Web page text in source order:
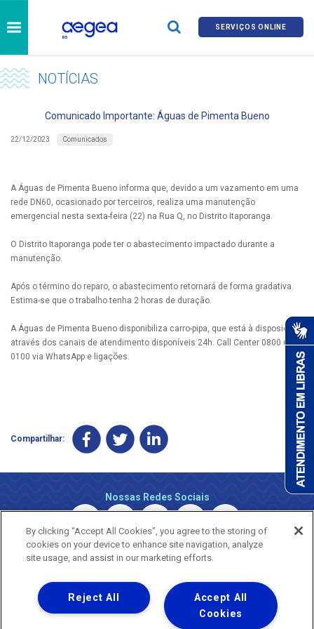
SERVIÇOS ONLINE
NOTÍCIAS
Comunicado Importante: Águas de Pimenta Bueno
22/12/2023 Comunicados
A Águas de Pimenta Bueno informa que, devido a um vazamento em uma
rede DN60, ocasionado por terceiros, realiza uma manutenção
emergencial nesta sexta-feira (22) na Rua Q, no Distrito Itaporanga.
O Distrito Itaporanga pode ter o abastecimento impactado durante a
manutenção.
Após o término do reparo, o abastecimento retornará de forma gradativa.
Estima-se que o trabalho tenha 2 horas de duração.
A Águas de Pimenta Bueno disponibiliza carro-pipa, que está à disposição
através dos canais de atendimento disponíveis 24h. Call Center 0800 690
0100 via WhatsApp e ligações.
Compartilhar:
Nossas Redes Sociais
Copyright © 2026 - Todos os Direitos Reservados.
By clicking “Accept All Cookies”, you agree to the storing of
cookies on your device to enhance site navigation, analyze
site usage, and assist in our marketing efforts.
Accept All
Cookies
Reject All